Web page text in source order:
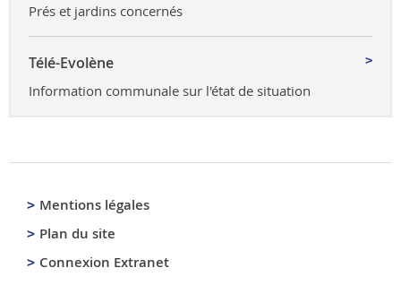
Prés et jardins concernés
Télé-Evolène
Information communale sur l'état de situation
Mentions légales
Plan du site
Connexion Extranet